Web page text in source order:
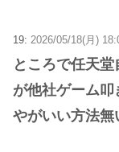
19: 2026/05/18(月)
ところで任天
が他社ゲーム
やがいい方法無